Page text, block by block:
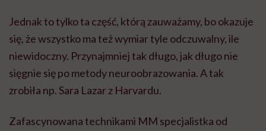
Jednak to tylko ta część, którą zauważamy, bo okazuje
się, że wszystko ma też wymiar tyle odczuwalny, ile
niewidoczny. Przynajmniej tak długo, jak długo nie
sięgnie się po metody neuroobrazowania. A tak
zrobiła np. Sara Lazar z Harvardu.
Zafascynowana technikami MM specjalistka od